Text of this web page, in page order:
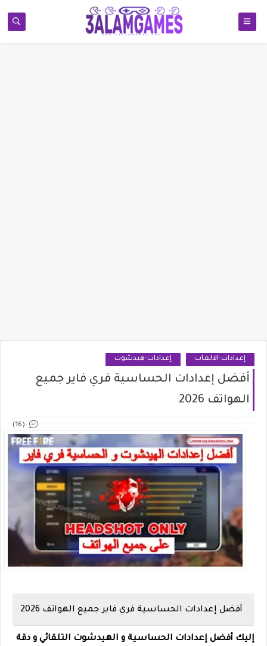
إعدادات-الالعاب إعدادات-هيدشوت
أفضل إعدادات الحساسية فري فاير جميع
الهواتف 2026
(16)
أفضل إعدادات الحساسية فري فاير جميع الهواتف 2026
إليك أفضل إعدادات الحساسية و الهيدشوت التلقائي و دقة